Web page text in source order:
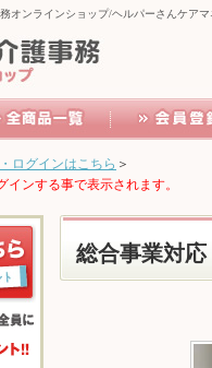
オンラインショップ/ヘルパーさんケア
ログインはこちら ＞
ンする事で表示されます。
総合事業対